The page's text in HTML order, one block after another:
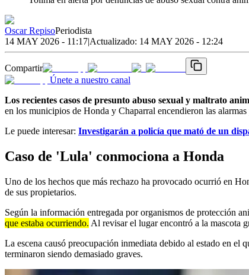
Oscar RepisoPeriodista
14 MAY 2026 - 11:17|Actualizado: 14 MAY 2026 - 12:24
Compartir
Únete a nuestro canal
Los recientes casos de presunto abuso sexual y maltrato
en los municipios de Honda y Chaparral encendieron las
Le puede interesar: Investigarán a policía que mató de un
Caso de 'Lula' conmociona a Honda
Uno de los hechos que más rechazo ha provocado ocurrió en
de sus propietarios.
Según la información entregada por organismos de protección
que estaba ocurriendo. Al revisar el lugar encontró a la mascota
La escena causó preocupación inmediata debido al estado en el
terminaron siendo demasiado graves.